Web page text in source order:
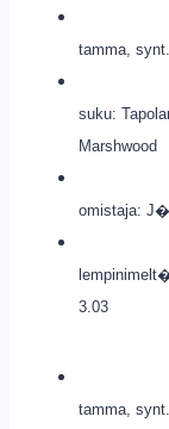
tamma,
suku:
Marshwood
omistaja:
3.03
tamma,